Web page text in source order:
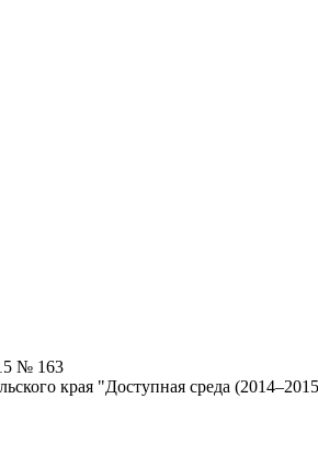
№ 163
края "Доступная среда